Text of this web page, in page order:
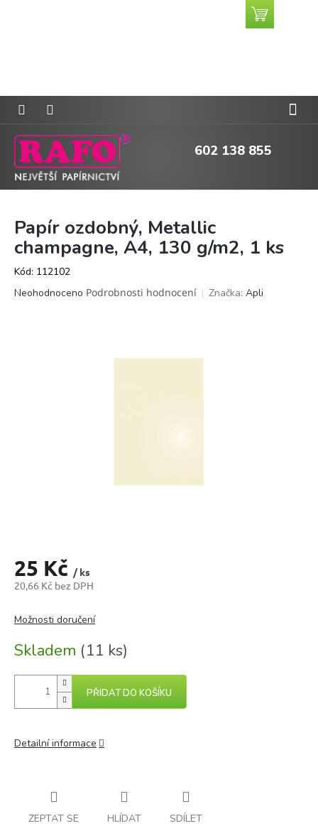
602 138 855
Nákupní
košík
Papír ozdobný, Metallic
champagne, A4, 130 g/m2, 1 ks
Kód: 112102
Průměrné
Neohodnoceno Podrobnosti hodnocení Značka: Apli
25 Kč / ks
20,66 Kč bez DPH
cena:
Skladem (11 ks)
Možnosti doručení
PŘIDAT DO KOŠÍKU
Detailní informace
ZEPTAT SE HLÍDAT SDÍLET